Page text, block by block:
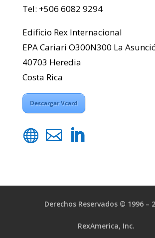
Tel: +506 6082 9294
Edificio Rex Internacional
EPA Cariari O300N300 La
40703 Heredia
Costa Rica
Descargar Vcard
Derechos Reservados © 1996 –
RexAmerica, Inc.